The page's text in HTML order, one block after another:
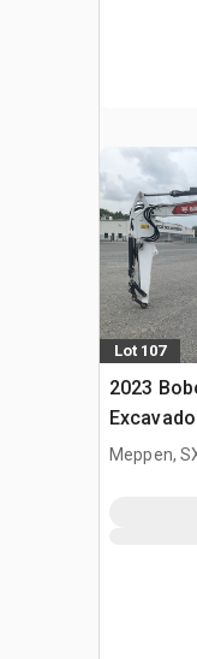
Lot 107
2023
(Unused)
Meppen,